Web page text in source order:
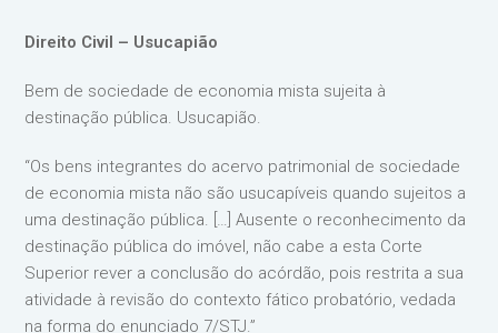
Direito Civil – Usucapião
Bem de sociedade de economia mista sujeita à
destinação pública. Usucapião.
“Os bens integrantes do acervo patrimonial de sociedade
de economia mista não são usucapíveis quando sujeitos a
uma destinação pública. […] Ausente o reconhecimento da
destinação pública do imóvel, não cabe a esta Corte
Superior rever a conclusão do acórdão, pois restrita a sua
atividade à revisão do contexto fático probatório, vedada
na forma do enunciado 7/STJ.”